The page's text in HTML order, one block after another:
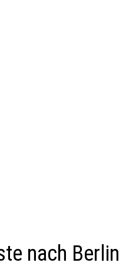
nach Berlin